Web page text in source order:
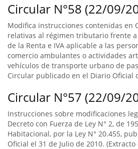
Circular N°58 (22/09/
Modifica instrucciones contenidas en
relativas al régimen tributario frente
de la Renta e IVA aplicable a las
comercio ambulantes o actividades
vehículos de transporte urbano de
Circular publicado en el Diario Oficial
Circular N°57 (22/09/
Instrucciones sobre modificaciones
Decreto con Fuerza de Ley N° 2, de
Habitacional, por la Ley N° 20.455,
Oficial el 31 de Julio de 2010.